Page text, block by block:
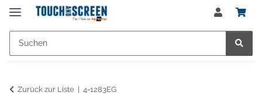
Zurück zur Liste 4-1283EG